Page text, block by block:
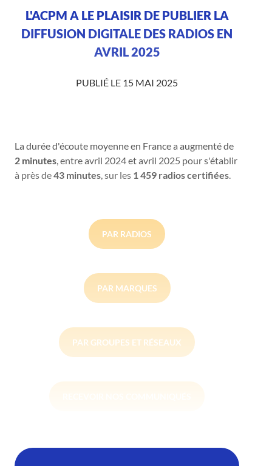
L'ACPM A LE PLAISIR DE PUBLIER LA
DIFFUSION DIGITALE DES RADIOS EN
AVRIL 2025
PUBLIÉ LE 15 MAI 2025
La durée d'écoute moyenne en France a augmenté de
2 minutes, entre avril 2024 et avril 2025 pour s'établir
à près de43 minutes, sur les 1 459 radios certifiées.
PAR RADIOS
PAR MARQUES
PAR GROUPES ET RÉSEAUX